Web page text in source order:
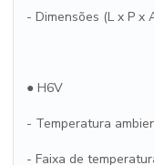
- Dimensões (L x P x
● H6V
- Temperatura
- Faixa de